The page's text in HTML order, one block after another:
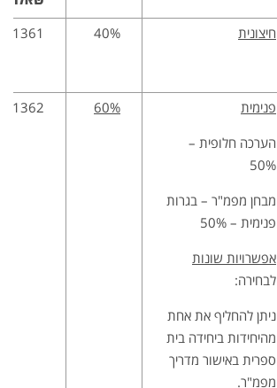
חיצונית 40%
1361
פנימית
הערכה חלופית –
50%
מבחן מפמ"ר – בגרות
פנימית – 50%
אפשרויות שונות
לבחירה:
ניתן להחליף את אחת
מהיחידות ביחידה בית
ספרית באישור מדריך
מפמ"ר.
60%
1362